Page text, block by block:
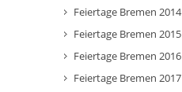
Feiertage Bremen 2014
Feiertage Bremen 2015
Feiertage Bremen 2016
Feiertage Bremen 2017